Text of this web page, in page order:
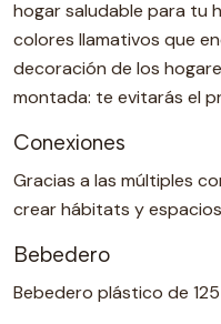
hogar saludable para tu
colores llamativos que
decoración de los
montada: te evitarás el
Conexiones
Gracias a las múltiples
crear hábitats y
Bebedero
Bebedero plástico de